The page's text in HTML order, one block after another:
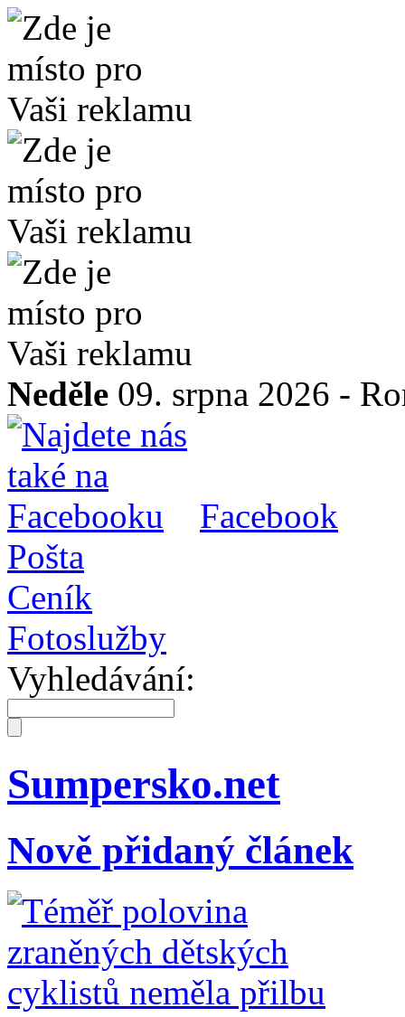
Neděle 09. srpna 2026 -
Facebook
Pošta
Ceník
Fotoslužby
Vyhledávání:
Sumpersko.net
Nově přidaný článek